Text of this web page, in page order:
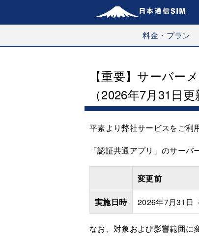
料金・プラン
【重要】サーバー
（2026年7月31日更
平素より弊社サービスをご利
「認証共通アプリ」のサー
変更前
実施日時 2026年7月31日
なお、対象および影響範囲に